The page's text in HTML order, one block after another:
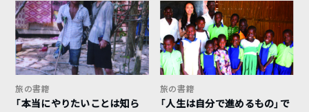
旅の書籍
「本当にやりたいことは知ら
旅の書籍
「人生は自分で進めるもの」で